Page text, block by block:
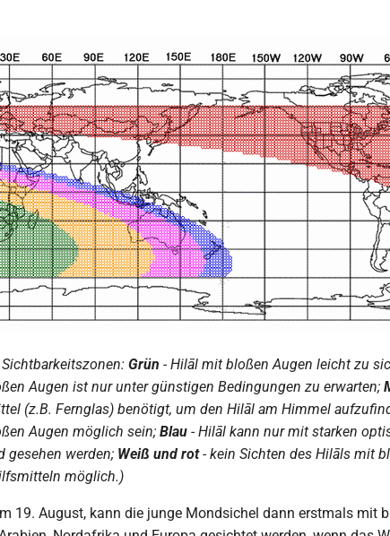
Grün - Hilāl mit bloßen Augen leicht zu
Augen ist nur unter günstigen Bedingungen zu erwarten;
(z.B. Fernglas) benötigt, um den Hilāl am Himmel
Augen möglich sein; Blau - Hilāl kann nur mit starken
gesehen werden; Weiß und rot- kein Sichten des Hilāls mit
möglich.)
19. August, kann die junge Mondsichel dann erstmals mit